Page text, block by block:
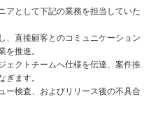
アとして下記の業務を担当していた
、直接顧客とのコミュニケーション
を推進。
ェクトチームへ仕様を伝達、案件推
ぎます。
ー検査、およびリリース後の不具合